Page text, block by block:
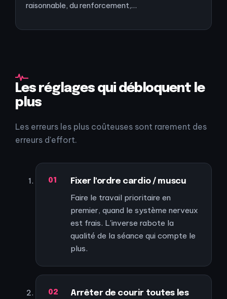
raisonnable, du renforcement,…
Les réglages qui débloquent le
plus
Les erreurs les plus coûteuses sont rarement des
erreurs d'effort.
Fixer l'ordre cardio / muscu
Faire le travail prioritaire en
premier, quand le système nerveux
est frais. L'inverse rabote la
qualité de la séance qui compte le
plus.
Arrêter de courir toutes les